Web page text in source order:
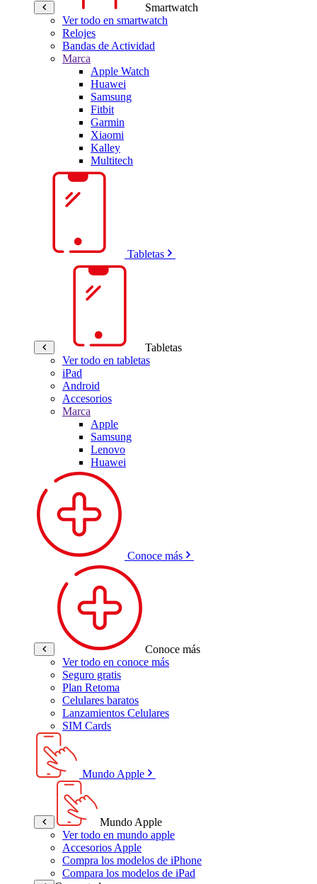
Smartwatch
Ver todo en smartwatch
Relojes
Bandas de Actividad
Marca
Apple Watch
Huawei
Samsung
Fitbit
Garmin
Xiaomi
Kalley
Multitech
Tabletas
Tabletas
Ver todo en tabletas
iPad
Android
Accesorios
Marca
Apple
Samsung
Lenovo
Huawei
Conoce más
Conoce más
Ver todo en conoce más
Seguro gratis
Plan Retoma
Celulares baratos
Lanzamientos Celulares
SIM Cards
Mundo Apple
Mundo Apple
Ver todo en mundo apple
Accesorios Apple
Compra los modelos de iPhone
Compara los modelos de iPad